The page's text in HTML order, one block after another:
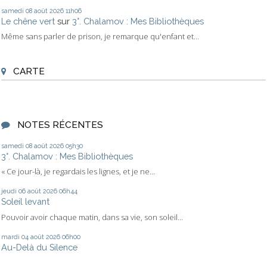
samedi 08 août 2026 11h06
Le chêne vert sur 3°. Chalamov : Mes Bibliothèques
Même sans parler de prison, je remarque qu'enfant et...
CARTE
NOTES RÉCENTES
samedi 08 août 2026 05h30
3°. Chalamov : Mes Bibliothèques
« Ce jour-là, je regardais les lignes, et je ne...
jeudi 06 août 2026 06h44
Soleil levant
Pouvoir avoir chaque matin, dans sa vie, son soleil...
mardi 04 août 2026 06h00
Au-Delà du Silence